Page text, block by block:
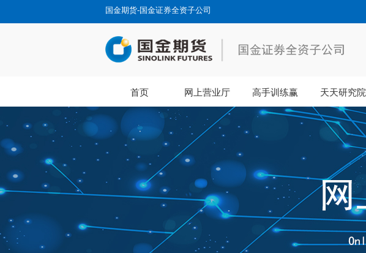
国金期货-国金证券全资子公司
首页 网上营业厅 高手训练赢 天天研究院